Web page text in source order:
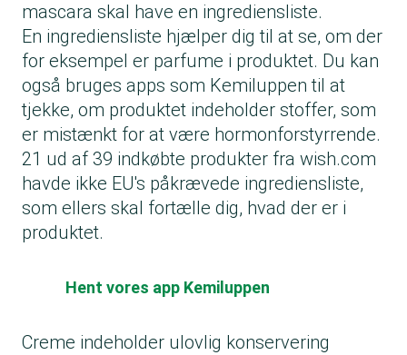
mascara skal have en ingrediensliste.
En ingrediensliste hjælper dig til at se, om der
for eksempel er parfume i produktet. Du kan
også bruges apps som Kemiluppen til at
tjekke, om produktet indeholder stoffer, som
er mistænkt for at være hormonforstyrrende.
21 ud af 39 indkøbte produkter fra wish.com
havde ikke EU's påkrævede ingrediensliste,
som ellers skal fortælle dig, hvad der er i
produktet.
Hent vores app Kemiluppen
Creme indeholder ulovlig konservering